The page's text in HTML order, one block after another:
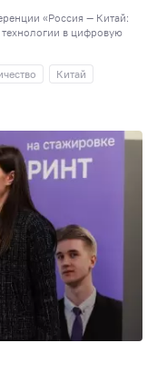
«Россия — Китай:
в цифровую
Китай